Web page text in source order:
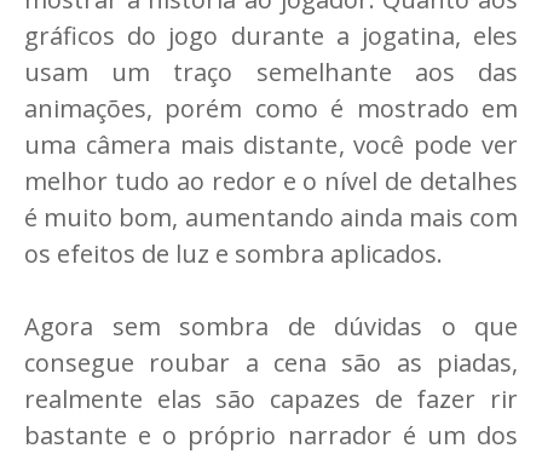
gráficos do jogo durante a jogatina, eles
usam um traço semelhante aos das
animações, porém como é mostrado em
uma câmera mais distante, você pode ver
melhor tudo ao redor e o nível de detalhes
é muito bom, aumentando ainda mais com
os efeitos de luz e sombra aplicados.
Agora sem sombra de dúvidas o que
consegue roubar a cena são as piadas,
realmente elas são capazes de fazer rir
bastante e o próprio narrador é um dos